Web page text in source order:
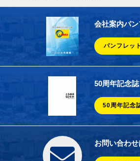
会社案内パン
パンフレッ
50周年記念誌
50周年記念
お問い合わ